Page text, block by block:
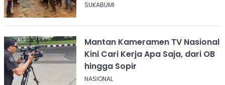
Gaji Rp8,4 Miliar
SUKABUMI
Mantan Kameramen TV Nasional
Kini Cari Kerja Apa Saja, dari OB
hingga Sopir
NASIONAL